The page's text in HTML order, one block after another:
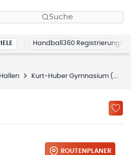
Suche
Handball360 Registrierung
Hallen Kurt-Huber Gymnasium (Würm-Arena)
ROUTENPLANER